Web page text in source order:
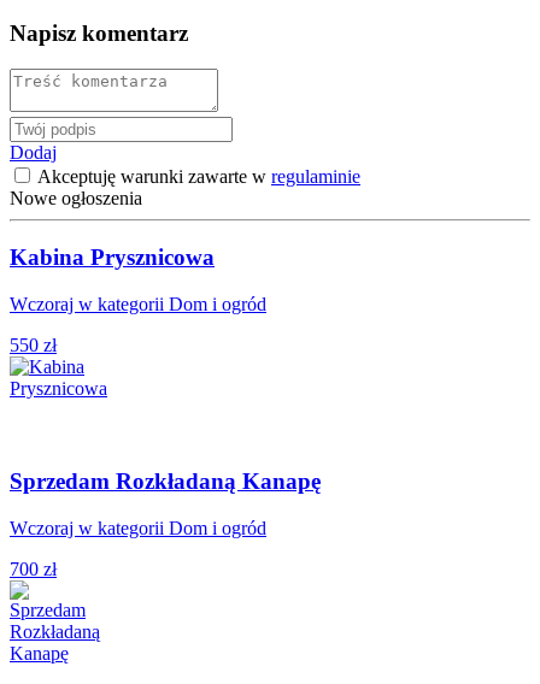
Napisz komentarz
Dodaj
Akceptuję warunki zawarte w regulaminie
Nowe ogłoszenia
Kabina Prysznicowa
Wczoraj w kategorii Dom i ogród
550 zł
Sprzedam Rozkładaną Kanapę
Wczoraj w kategorii Dom i ogród
700 zł